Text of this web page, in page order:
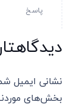
پاسخ
نشانی ایمیل
بخش‌های